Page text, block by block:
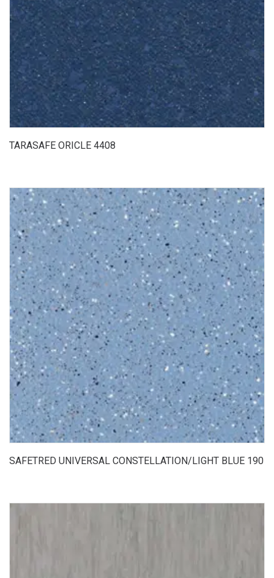
TARASAFE ORICLE 4408
SAFETRED UNIVERSAL CONSTELLATION/LIGHT BLUE 190